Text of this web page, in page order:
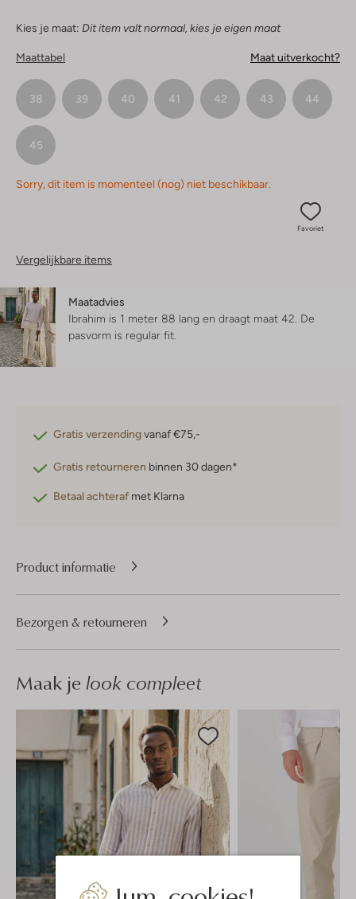
Kies je maat: Dit item valt normaal, kies je eigen maat
Maattabel Maat uitverkocht?
38 39 40 41 42 43 44
45
Sorry, dit item is momenteel (nog) niet beschikbaar.
Favoriet
Vergelijkbare items
Maatadvies
Ibrahim is 1 meter 88 lang en draagt maat 42. De
pasvorm is regular fit
Gratis verzendingvanaf €75,-
Gratis retourneren binnen 30 dagen*
Betaal achteraf met Klarna
Product informatie
Bezorgen & retourneren
Maak je look compleet